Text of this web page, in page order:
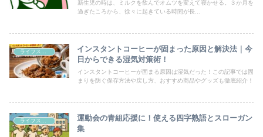
新生児の時は、ミルクを飲んでオムツを変えて寝かせる。３か月を
過ぎたころから、徐々に起きている時間が長...
ライフスタイル
インスタントコーヒーが固まった原因と解決法｜今
日からできる湿気対策術！
インスタントコーヒーが固まる原因は湿気だった！この記事では固
まりを防ぐ保存方法や戻し方、おすすめ商品やグッズも徹底紹介！
ライフスタイル
運動会の青組応援に！使える四字熟語とスローガン
集